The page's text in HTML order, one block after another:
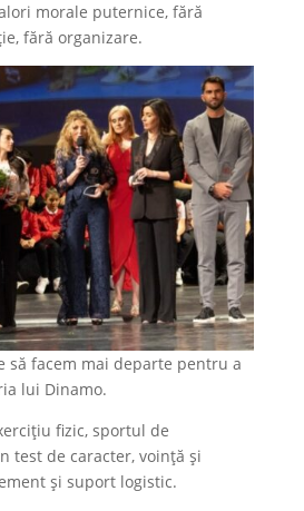
morale puternice, fără
fără organizare.
să facem mai departe pentru a
lui Dinamo.
fizic, sportul de
test de caracter, voință și
și suport logistic.